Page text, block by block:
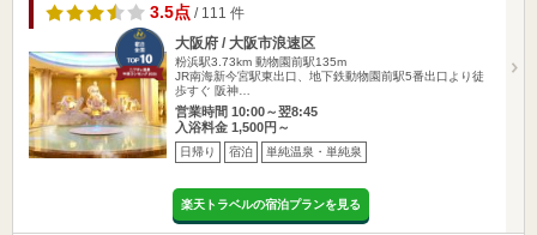
3.5点/ 111 件
大阪府 / 大阪市浪速区
粉浜駅3.73km 動物園前駅135m
JR南海新今宮駅東出口、地下鉄動物園前駅5番出口より徒
歩すぐ 阪神…
営業時間 10:00～翌8:45
入浴料金 1,500円～
日帰り 宿泊 単純温泉・単純泉
楽天トラベルの宿泊プランを見る